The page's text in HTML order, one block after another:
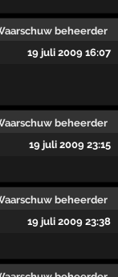
19 juli 2009 16:07
19 juli 2009 23:15
19 juli 2009 23:38